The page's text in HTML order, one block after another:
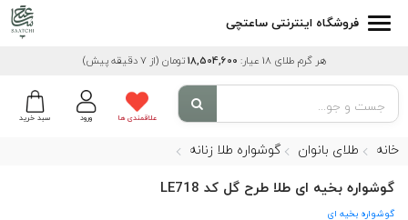
فروشگاه اینترنتی ساعتچی
هر گرم طلای 18 عیار: 18,504,600تومان (از 7 دقیقه پیش)
سبد خرید ورود علاقمندی ها
خانه طلای بانوان گوشواره طلا زنانه
گوشواره بخیه ای طلا طرح گل کد LE718
گوشواره بخیه ای